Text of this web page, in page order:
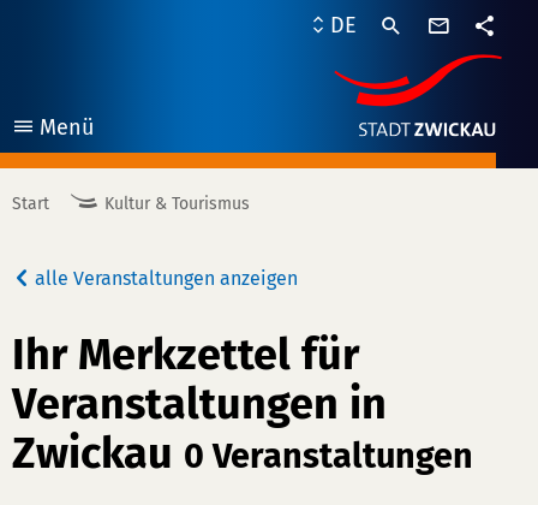
Menü
öffnen
DE
Start Kultur & Tourismus
alle Veranstaltungen anzeigen
Ihr Merkzettel für
Veranstaltungen in
Zwickau 0 Veranstaltungen